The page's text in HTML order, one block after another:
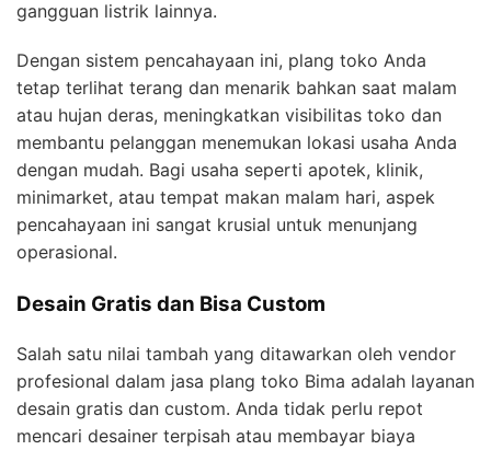
gangguan listrik lainnya.
Dengan sistem pencahayaan ini, plang toko Anda
tetap terlihat terang dan menarik bahkan saat malam
atau hujan deras, meningkatkan visibilitas toko dan
membantu pelanggan menemukan lokasi usaha Anda
dengan mudah. Bagi usaha seperti apotek, klinik,
minimarket, atau tempat makan malam hari, aspek
pencahayaan ini sangat krusial untuk menunjang
operasional.
Desain Gratis dan Bisa Custom
Salah satu nilai tambah yang ditawarkan oleh vendor
profesional dalam jasa plang toko Bima adalah layanan
desain gratis dan custom. Anda tidak perlu repot
mencari desainer terpisah atau membayar biaya